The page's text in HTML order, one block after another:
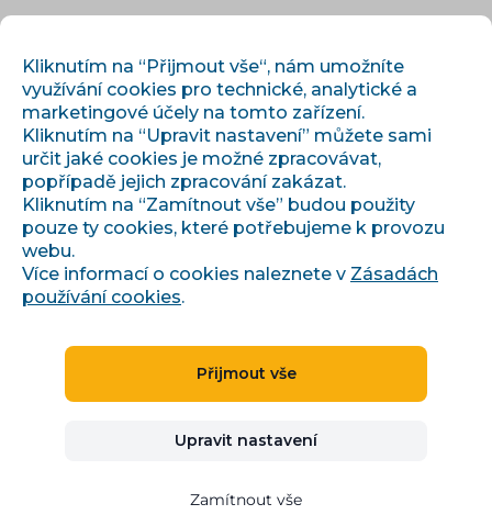
Úvod› Články a informace›
Slevy podle zákona: § 12a, měrná cena a evidence cen
Slevy podle zákona: § 12a,
měrná cena a evidence
Kliknutím na “Přijmout vše“, nám umožníte
využívání cookies pro technické, analytické a
marketingové účely na tomto zařízení.
Kliknutím na “Upravit nastavení” můžete sami
určit jaké cookies je možné zpracovávat,
popřípadě jejich zpracování zakázat.
Kliknutím na “Zamítnout vše” budou použity
pouze ty cookies, které potřebujeme k provozu
webu.
Více informací o cookies naleznete v Zásadách
používání cookies.
Přijmout vše
Upravit nastavení
Zamítnout vše